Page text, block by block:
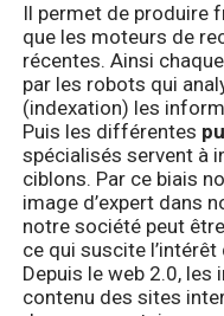
Il permet de produire
que les moteurs de
récentes. Ainsi
par les robots qui
(indexation) les
Puis les différentes
spécialisés servent à
ciblons. Par ce biais
image d’expert dans
notre société peut
ce qui suscite
Depuis le web 2.0,
contenu des sites